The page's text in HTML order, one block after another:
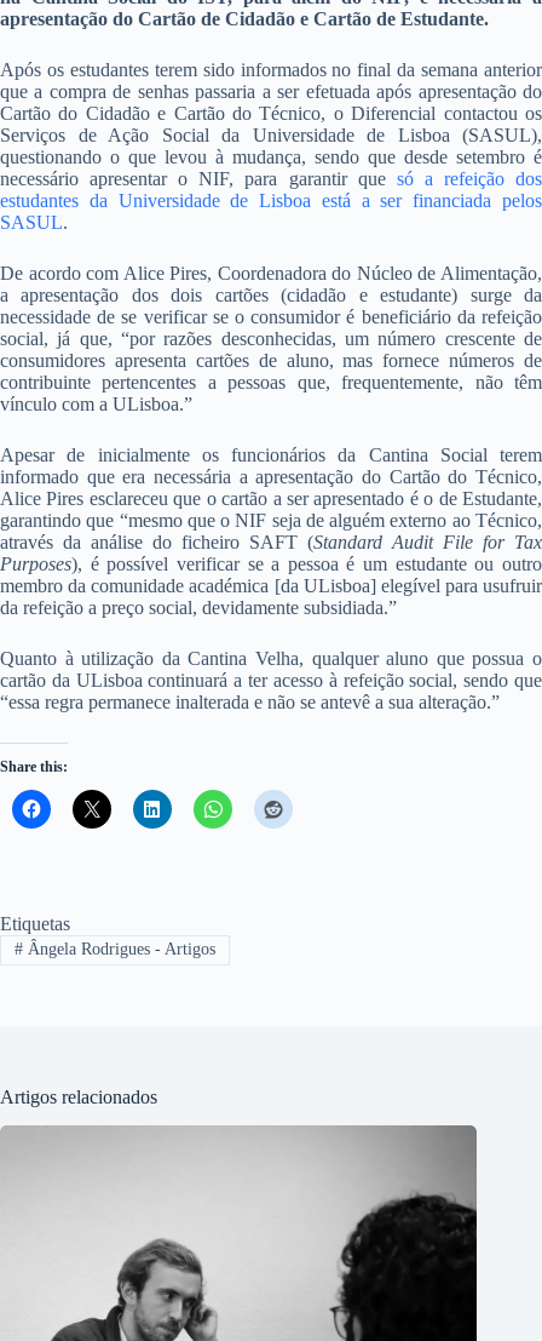
apresentação do Cartão de Cidadão e Cartão de Estudante.
Após os estudantes terem sido informados no final da semana anterior
que a compra de senhas passaria a ser efetuada após apresentação do
Cartão do Cidadão e Cartão do Técnico, o Diferencial contactou os
Serviços de Ação Social da Universidade de Lisboa (SASUL),
questionando o que levou à mudança, sendo que desde setembro é
necessário apresentar o NIF, para garantir que só a refeição dos
estudantes da Universidade de Lisboa está a ser financiada pelos
SASUL.
De acordo com Alice Pires, Coordenadora do Núcleo de Alimentação,
a apresentação dos dois cartões (cidadão e estudante) surge da
necessidade de se verificar se o consumidor é beneficiário da refeição
social, já que, “por razões desconhecidas, um número crescente de
consumidores apresenta cartões de aluno, mas fornece números de
contribuinte pertencentes a pessoas que, frequentemente, não têm
vínculo com a ULisboa.”
Apesar de inicialmente os funcionários da Cantina Social terem
informado que era necessária a apresentação do Cartão do Técnico,
Alice Pires esclareceu que o cartão a ser apresentado é o de Estudante,
garantindo que “mesmo que o NIF seja de alguém externo ao Técnico,
através da análise do ficheiro SAFT (Standard Audit File for Tax
Purposes), é possível verificar se a pessoa é um estudante ou outro
membro da comunidade académica [da ULisboa] elegível para usufruir
da refeição a preço social, devidamente subsidiada.”
Quanto à utilização da Cantina Velha, qualquer aluno que possua o
cartão da ULisboa continuará a ter acesso à refeição social, sendo que
“essa regra permanece inalterada e não se antevê a sua alteração.”
Share this:
Etiquetas
#Ângela Rodrigues - Artigos
Artigos relacionados